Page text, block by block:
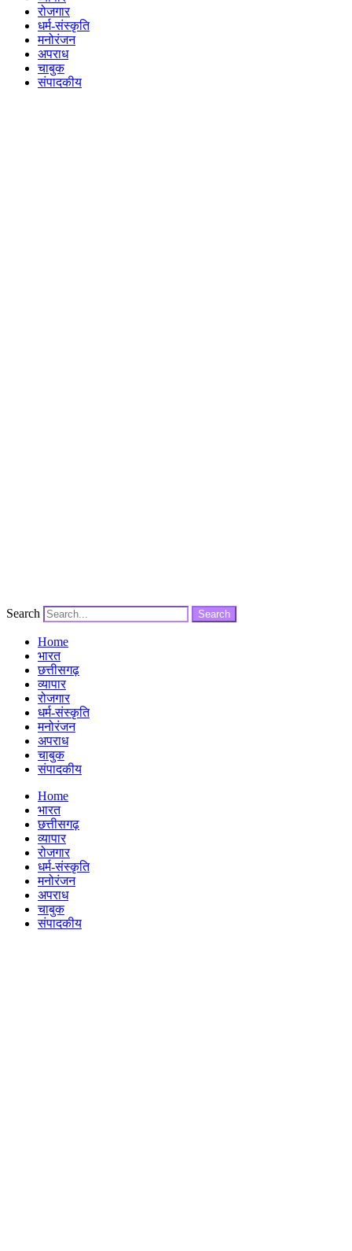
रोजगार
धर्म-संस्कृति
मनोरंजन
अपराध
चाबुक
संपादकीय
Search Search
Home
भारत
छत्तीसगढ़
व्यापार
रोजगार
धर्म-संस्कृति
मनोरंजन
अपराध
चाबुक
संपादकीय
Menu
Home
भारत
छत्तीसगढ़
व्यापार
रोजगार
धर्म-संस्कृति
मनोरंजन
अपराध
चाबुक
संपादकीय